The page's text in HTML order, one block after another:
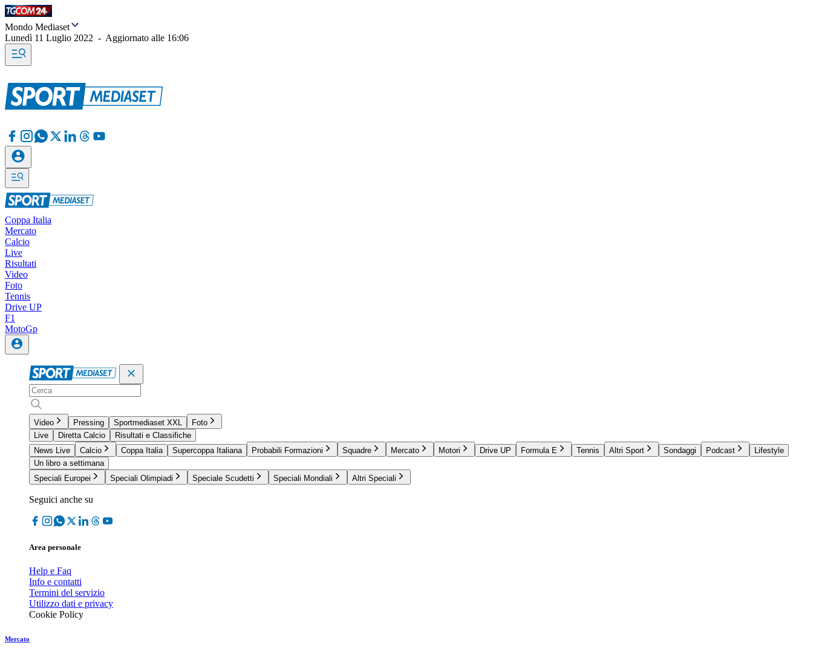
Mondo Mediaset
Lunedì 11 Luglio 2022 - Aggiornato alle 16:06
Coppa Italia
Mercato
Calcio
Live
Risultati
Video
Foto
Tennis
Drive UP
F1
MotoGp
Video Pressing Sportmediaset XXL
Foto
Live
Diretta Calcio
Risultati e Classifiche
News Live
Calcio Coppa Italia Supercoppa Italiana Probabili Formazioni Squadre Mercato Motori Drive UP Formula E Tennis Altri Sport Sondaggi Podcast
Lifestyle
Un libro a settimana
Speciali Europei
Speciali Olimpiadi Speciale Scudetti Speciali Mondiali Altri Speciali
Seguici anche su
Area personale
Help e Faq
Info e contatti
Termini del servizio
Utilizzo dati e privacy
Cookie Policy
Mercato